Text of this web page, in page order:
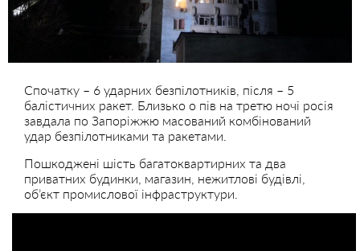
Спочатку – 6 ударних безпілотників, після – 5
балістичних ракет. Близько о пів на третю ночі росія
завдала по Запоріжжю масований комбінований
удар безпілотниками та ракетами.
Пошкоджені шість багатоквартирних та два
приватних будинки, магазин, нежитлові будівлі,
об’єкт промислової інфраструктури.